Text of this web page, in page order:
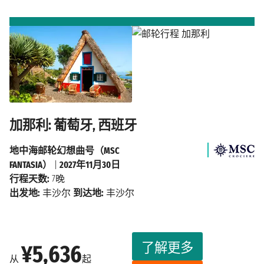
加那利: 葡萄牙, 西班牙
从 ¥5,636起
了解更多
地中海邮轮幻想曲号（MSC
FANTASIA）
2027年11月30日
行程天数: 7晚
出发地: 丰沙尔 到达地: 丰沙尔